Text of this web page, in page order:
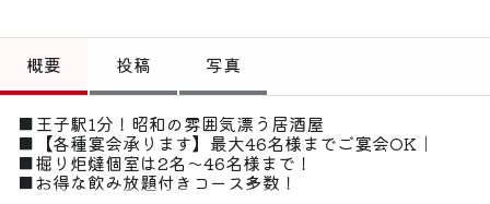
トップ
偏愛コミュニティ
投稿
偏愛記事
概要 投稿 写真
■王子駅1分！昭和の雰囲気漂う居酒屋
■【各種宴会承ります】最大46名様までご宴会OK｜
■掘り炬燵個室は2名〜46名様まで！
■お得な飲み放題付きコース多数！